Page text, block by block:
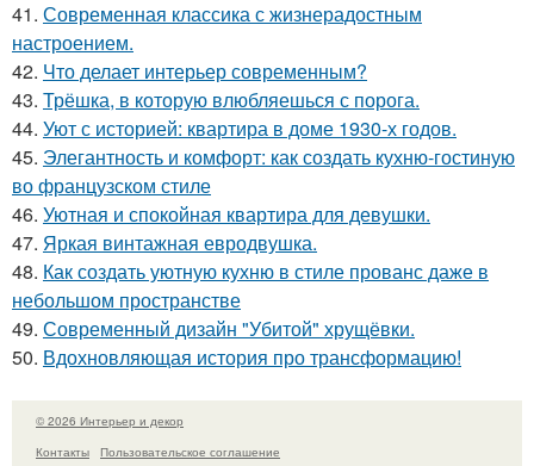
41. Современная классика с жизнерадостным
настроением.
42. Что делает интерьер современным?
43. Трёшка, в которую влюбляешься с порога.
44. Уют с историей: квартира в доме 1930-х годов.
45. Элегантность и комфорт: как создать кухню-гостиную
во французском стиле
46. Уютная и спокойная квартира для девушки.
47. Яркая винтажная евродвушка.
48. Как создать уютную кухню в стиле прованс даже в
небольшом пространстве
49. Современный дизайн "Убитой" хрущёвки.
50. Вдохновляющая история про трансформацию!
© 2026 Интерьер и декор
Контакты
Пользовательское соглашение